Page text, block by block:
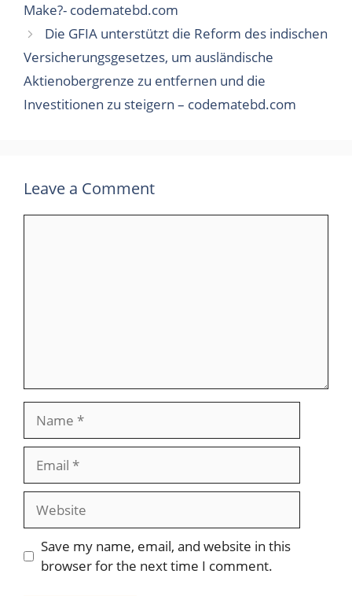
Make?- codematebd.com
Die GFIA unterstützt die Reform des indischen
Versicherungsgesetzes, um ausländische
Aktienobergrenze zu entfernen und die
Investitionen zu steigern – codematebd.com
Leave a Comment
Website
Save my name, email, and website in this
browser for the next time I comment.